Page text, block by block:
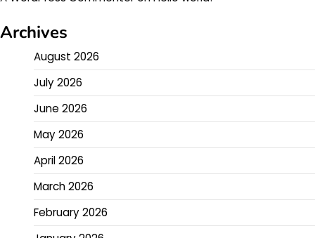
Archives
August 2026
July 2026
June 2026
May 2026
April 2026
March 2026
February 2026